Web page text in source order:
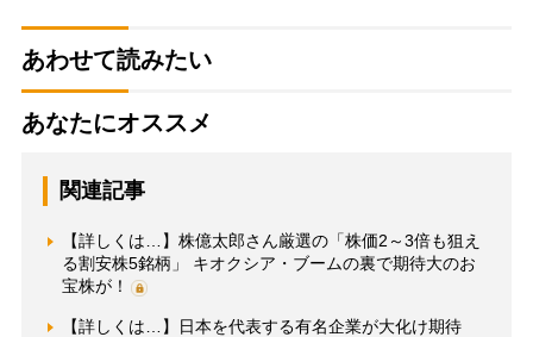
あわせて読みたい
あなたにオススメ
関連記事
【詳しくは…】株億太郎さん厳選の「株価2～3倍も狙え
る割安株5銘柄」 キオクシア・ブームの裏で期待大のお
宝株が！
【詳しくは…】日本を代表する有名企業が大化け期待